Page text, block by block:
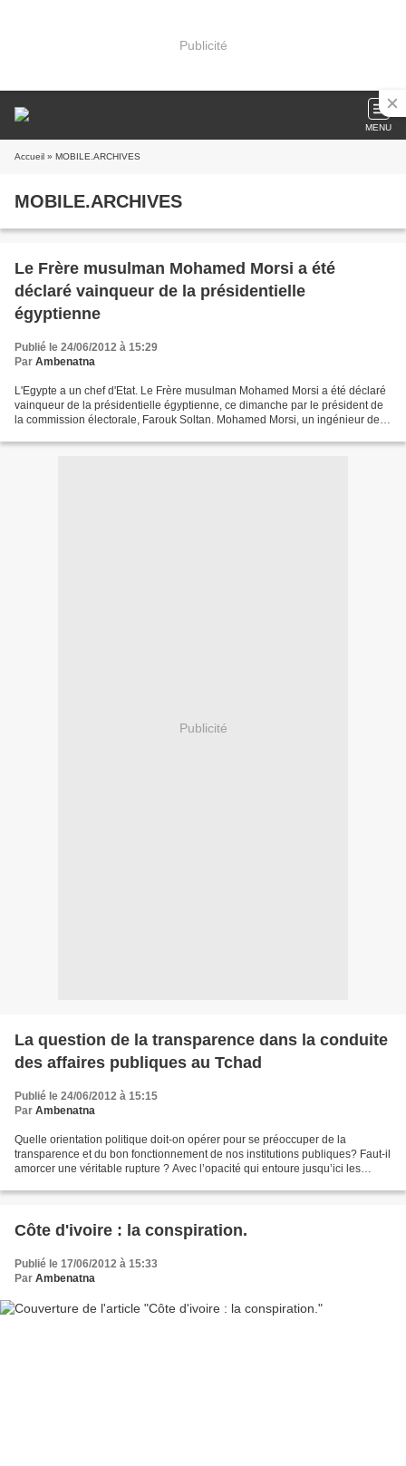
Publicité
MENU
Accueil » MOBILE.ARCHIVES
MOBILE.ARCHIVES
Le Frère musulman Mohamed Morsi a été
déclaré vainqueur de la présidentielle
égyptienne
Publié le 24/06/2012 à 15:29
Par Ambenatna
L'Egypte a un chef d'Etat. Le Frère musulman Mohamed Morsi a été déclaré
vainqueur de la présidentielle égyptienne, ce dimanche par le président de
la commission électorale, Farouk Soltan. Mohamed Morsi, un ingénieur de
Publicité
La question de la transparence dans la conduite
des affaires publiques au Tchad
Publié le 24/06/2012 à 15:15
Par Ambenatna
Quelle orientation politique doit-on opérer pour se préoccuper de la
transparence et du bon fonctionnement de nos institutions publiques? Faut-il
amorcer une véritable rupture ? Avec l’opacité qui entoure jusqu’ici les
Côte d'ivoire : la conspiration.
Publié le 17/06/2012 à 15:33
Par Ambenatna